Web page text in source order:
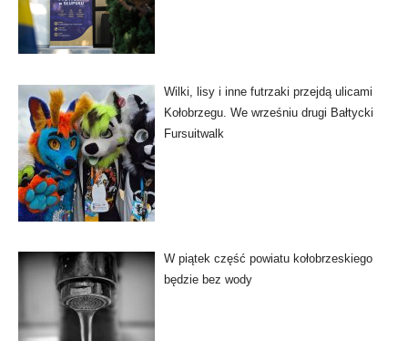
Wilki, lisy i inne futrzaki przejdą ulicami
Kołobrzegu. We wrześniu drugi Bałtycki
Fursuitwalk
W piątek część powiatu kołobrzeskiego
będzie bez wody